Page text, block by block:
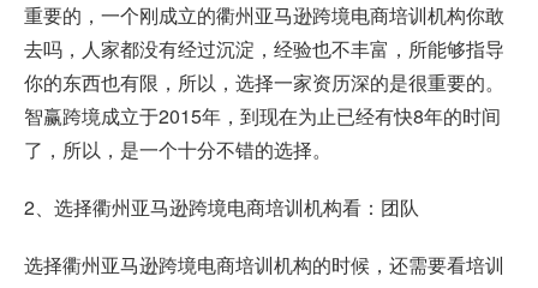
重要的，一个刚成立的衢州亚马逊跨境电商培训机构你敢
去吗，人家都没有经过沉淀，经验也不丰富，所能够指导
你的东西也有限，所以，选择一家资历深的是很重要的。
智赢跨境成立于2015年，到现在为止已经有快8年的时间
了，所以，是一个十分不错的选择。
2、选择衢州亚马逊跨境电商培训机构看：团队
选择衢州亚马逊跨境电商培训机构的时候，还需要看培训